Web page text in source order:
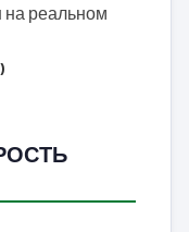
на реальном